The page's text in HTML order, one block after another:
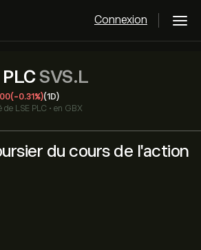
Connexion
SVS.L
(-0.31%)(1D)
de LSE PLC • en GBX
du cours de l'action